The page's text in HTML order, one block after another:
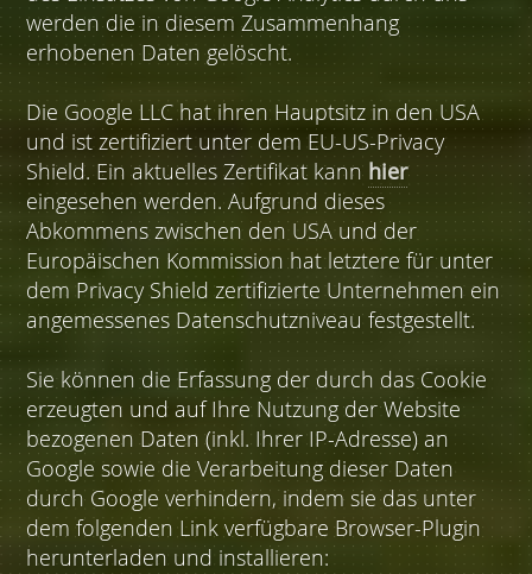
werden die in diesem Zusammenhang
erhobenen Daten gelöscht.
Die Google LLC hat ihren Hauptsitz in den USA
und ist zertifiziert unter dem EU-US-Privacy
Shield. Ein aktuelles Zertifikat kann hier
eingesehen werden. Aufgrund dieses
Abkommens zwischen den USA und der
Europäischen Kommission hat letztere für unter
dem Privacy Shield zertifizierte Unternehmen ein
angemessenes Datenschutzniveau festgestellt.
Sie können die Erfassung der durch das Cookie
erzeugten und auf Ihre Nutzung der Website
bezogenen Daten (inkl. Ihrer IP-Adresse) an
Google sowie die Verarbeitung dieser Daten
durch Google verhindern, indem sie das unter
dem folgenden Link verfügbare Browser-Plugin
herunterladen und installieren: